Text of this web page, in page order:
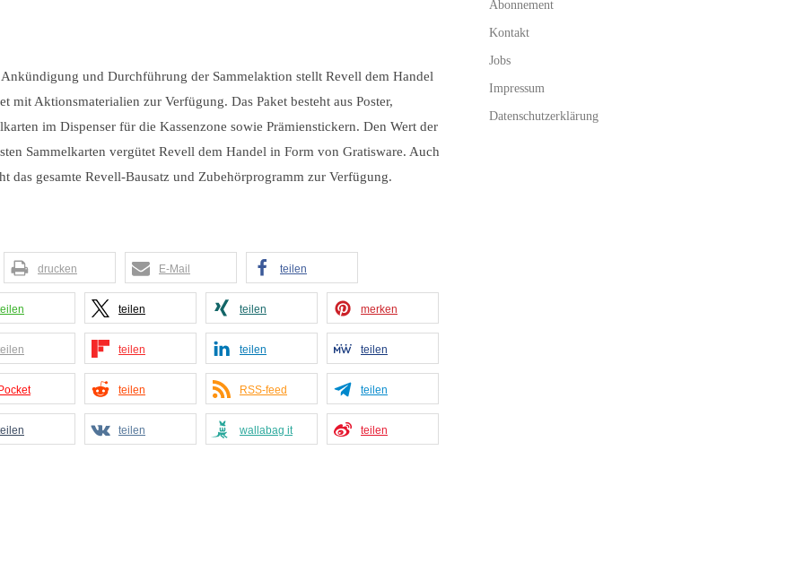
und Durchführung der Sammelaktion stellt Revell dem Handel
mit Aktionsmaterialien zur Verfügung. Das Paket besteht aus Poster,
im Dispenser für die Kassenzone sowie Prämienstickern. Den Wert der
Sammelkarten vergütet Revell dem Handel in Form von Gratisware. Auch
das gesamte Revell-Bausatz und Zubehörprogramm zur Verfügung.
drucken E-Mail teilen
teilen teilen merken
teilen teilen teilen
teilen RSS-feed teilen
teilen wallabag it teilen
Abonnement
Kontakt
Jobs
Impressum
Datenschutzerklärung